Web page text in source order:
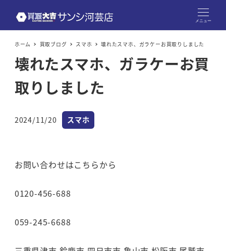
メニュー
ホーム 買取ブログ スマホ 壊れたスマホ、ガラケーお買取りしました
壊れたスマホ、ガラケーお買
取りしました
投稿日
2024/11/20 カテゴリー
スマホ
お問い合わせはこちらから
0120-456-688
059-245-6688